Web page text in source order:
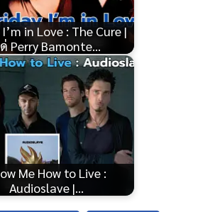
in Love : The Cure |
Perry Bamonte…
Me How to Live :
Audioslave |…